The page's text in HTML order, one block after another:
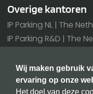
Wij maken gebruik
ervaring op onze
Het doel van deze
Overige kantoren
IP Parking NL | The
IP Parking R&D | The
Alle kantoren >